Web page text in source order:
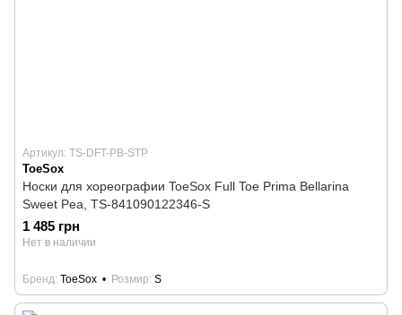
Артикул: TS-DFT-PB-STP
ToeSox
Носки для хореографии ToeSox Full Toe Prima Bellarina
Sweet Pea, TS-841090122346-S
1 485 грн
Нет в наличии
Бренд ToeSox Розмир S